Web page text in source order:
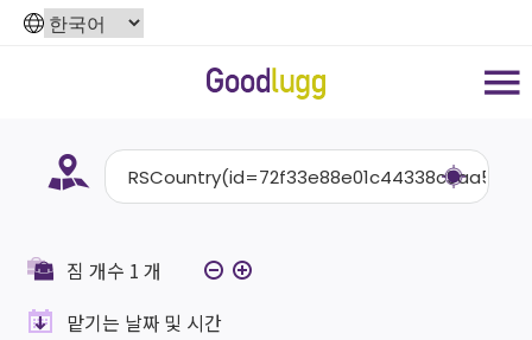
짐 개수 1 개
맡기는 날짜 및 시간